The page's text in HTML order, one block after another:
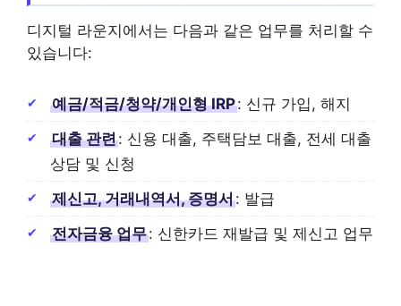
디지털 라운지에서는 다음과 같은 업무를 처리할 수
있습니다:
예금/적금/청약/개인형 IRP: 신규 가입, 해지
대출 관련: 신용 대출, 주택담보 대출, 전세 대출
상담 및 신청
제신고, 거래내역서, 증명서: 발급
전자금융 업무: 신한카드 재발급 및 제신고 업무